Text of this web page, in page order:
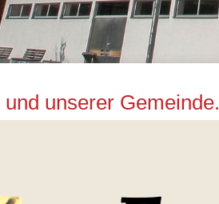
unserer Gemeinde.